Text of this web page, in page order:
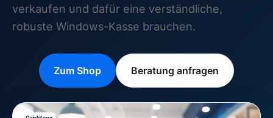
verkaufen und dafür eine verständliche,
robuste Windows-Kasse brauchen.
Zum Shop Beratung anfragen